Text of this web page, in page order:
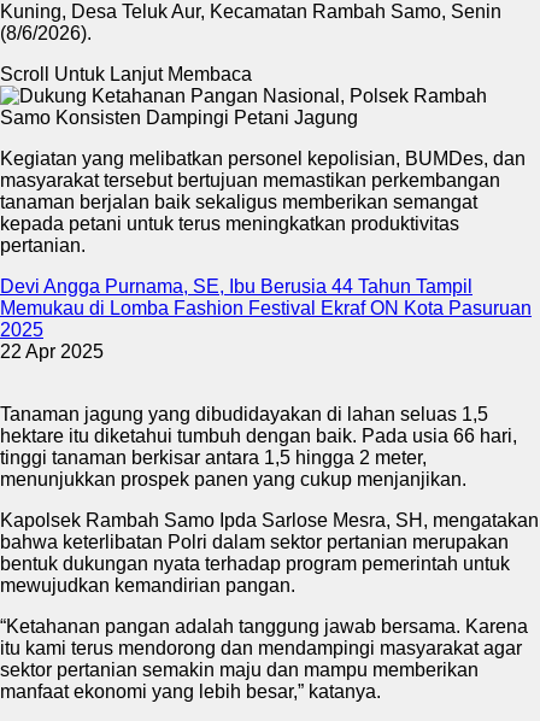
Kuning, Desa Teluk Aur, Kecamatan Rambah Samo, Senin
(8/6/2026).
Scroll Untuk Lanjut Membaca
Kegiatan yang melibatkan personel kepolisian, BUMDes, dan
masyarakat tersebut bertujuan memastikan perkembangan
tanaman berjalan baik sekaligus memberikan semangat
kepada petani untuk terus meningkatkan produktivitas
pertanian.
Devi Angga Purnama, SE, Ibu Berusia 44 Tahun Tampil
Memukau di Lomba Fashion Festival Ekraf ON Kota Pasuruan
2025
22 Apr 2025
Tanaman jagung yang dibudidayakan di lahan seluas 1,5
hektare itu diketahui tumbuh dengan baik. Pada usia 66 hari,
tinggi tanaman berkisar antara 1,5 hingga 2 meter,
menunjukkan prospek panen yang cukup menjanjikan.
Kapolsek Rambah Samo Ipda Sarlose Mesra, SH, mengatakan
bahwa keterlibatan Polri dalam sektor pertanian merupakan
bentuk dukungan nyata terhadap program pemerintah untuk
mewujudkan kemandirian pangan.
“Ketahanan pangan adalah tanggung jawab bersama. Karena
itu kami terus mendorong dan mendampingi masyarakat agar
sektor pertanian semakin maju dan mampu memberikan
manfaat ekonomi yang lebih besar,” katanya.